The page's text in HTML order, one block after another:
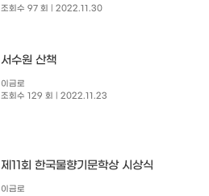
조회수 97 회
| 2022.11.30
서수원 산책
이금로
조회수 129 회
| 2022.11.23
제11회 한국물향기문학상 시상식
이금로